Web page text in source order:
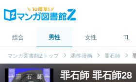
総合 男性 女性 TL
マンガ図書館Zトップ 男性漫画 罪石師
罪石師 罪石師28